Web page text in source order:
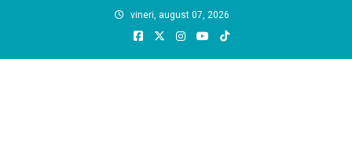
vineri, august 07, 2026